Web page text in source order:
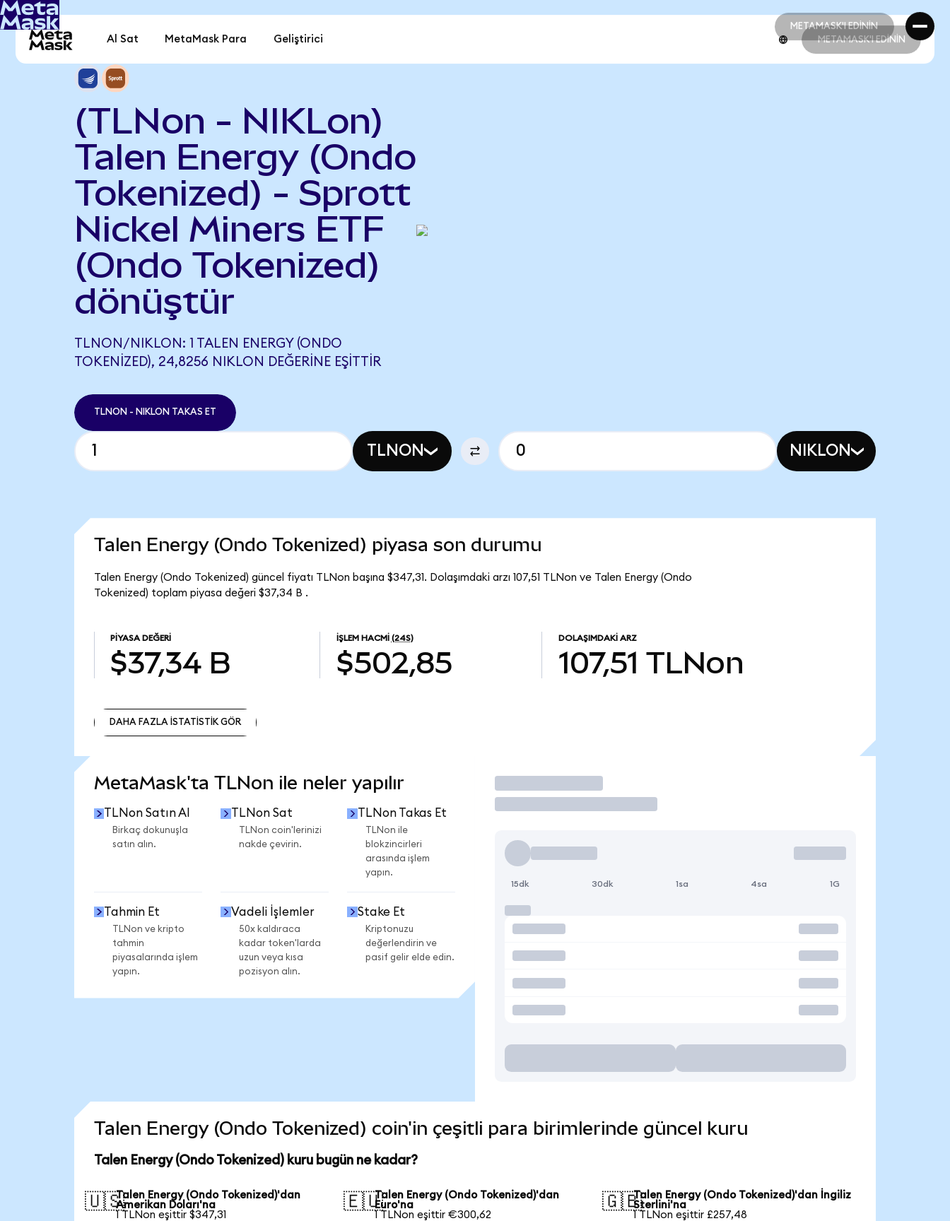
METAMASK'I EDİNİN
METAMASK'I EDİNİN
Al Sat MetaMask Para Geliştirici METAMASK'I EDİNİN
(TLNon - NIKLon)
Talen Energy (Ondo
Tokenized) - Sprott
Nickel Miners ETF
(Ondo Tokenized)
dönüştür
TLNON/NIKLON: 1 TALEN ENERGY (ONDO
TOKENIZED), 24,8256 NIKLON DEĞERINE EŞITTIR
TLNON - NIKLON TAKAS ET
TLNON NIKLON
Talen Energy (Ondo Tokenized) piyasa son durumu
Talen Energy (Ondo Tokenized) güncel fiyatı TLNon başına $347,31. Dolaşımdaki arzı 107,51 TLNon ve Talen Energy (Ondo
Tokenized) toplam piyasa değeri $37,34 B .
PIYASA DEĞERI
$37,34 B
İŞLEM HACMI (24S)
$502,85
DOLAŞIMDAKI ARZ
107,51 TLNon
DAHA FAZLA İSTATİSTİK GÖR
MetaMask'ta TLNon ile neler yapılır
TLNon Satın Al
Birkaç dokunuşla
satın alın.
TLNon Sat
TLNon coin'lerinizi
nakde çevirin.
TLNon Takas Et
TLNon ile
blokzincirleri
arasında işlem
yapın.
Tahmin Et
TLNon ve kripto
tahmin
piyasalarında işlem
yapın.
Vadeli İşlemler
50x kaldıraca
kadar token'larda
uzun veya kısa
pozisyon alın.
Stake Et
Kriptonuzu
değerlendirin ve
pasif gelir elde edin.
İşlem Yap
15dk 30dk 1sa 4sa 1G
Talen Energy (Ondo Tokenized) coin'in çeşitli para birimlerinde güncel kuru
Talen Energy (Ondo Tokenized) kuru bugün ne kadar?
🇺🇸Talen Energy (Ondo Tokenized)'dan
Amerikan Doları'na
1 TLNon eşittir $347,31
🇪🇺Talen Energy (Ondo Tokenized)'dan
Euro'na
1 TLNon eşittir €300,62
🇬🇧Talen Energy (Ondo Tokenized)'dan İngiliz
Sterlini'na
1 TLNon eşittir £257,48